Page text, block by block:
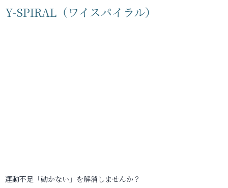
Y-SPIRAL（ワイスパイラル）
運動不足「動かない」を解消しませんか？